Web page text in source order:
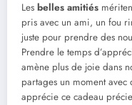
Les belles amitiés
pris avec un ami, un fou
juste pour prendre des
Prendre le temps
amène plus de joie dans
partages un moment avec
apprécie ce cadeau